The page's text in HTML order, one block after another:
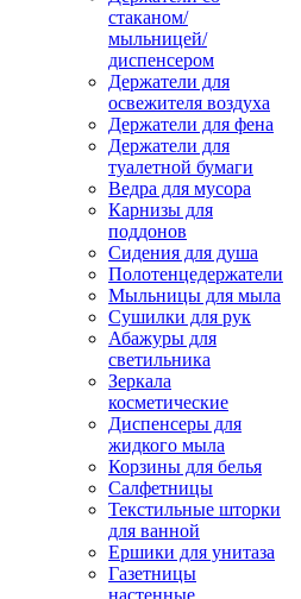
стаканом/
мыльницей/
диспенсером
Держатели для
освежителя воздуха
Держатели для фена
Держатели для
туалетной бумаги
Ведра для мусора
Карнизы для
поддонов
Сидения для душа
Полотенцедержатели
Мыльницы для мыла
Сушилки для рук
Абажуры для
светильника
Зеркала
косметические
Диспенсеры для
жидкого мыла
Корзины для белья
Салфетницы
Текстильные шторки
для ванной
Ершики для унитаза
Газетницы
настенные